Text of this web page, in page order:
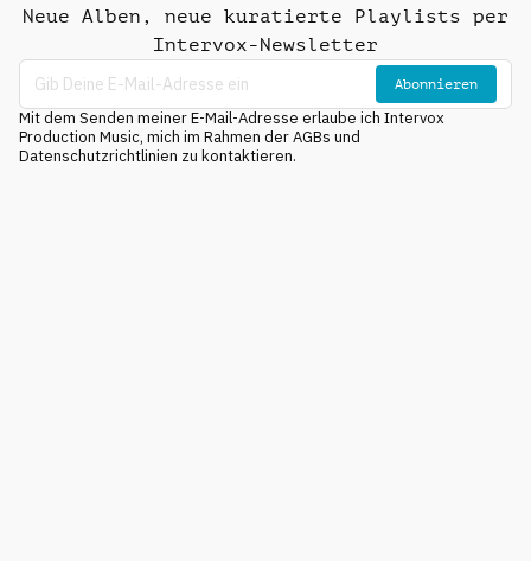
Neue Alben, neue kuratierte Playlists per
Intervox-Newsletter
Abonnieren
Mit dem Senden meiner E-Mail-Adresse erlaube ich Intervox
Production Music, mich im Rahmen der AGBs und
Datenschutzrichtlinien zu kontaktieren.